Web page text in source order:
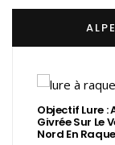
Objectif Lure :
Givrée Sur Le
Nord En